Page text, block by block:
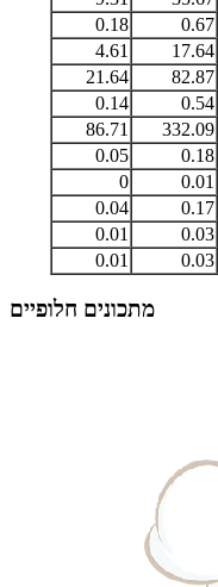
0.67
0.18
17.64
4.61
82.87
21.64
0.54
0.14
332.09
86.71
0.18
0.05
0.01
0
0.17
0.04
0.03
0.01
0.03
0.01
מתכונים חלופיים